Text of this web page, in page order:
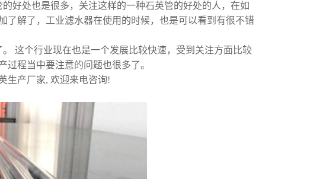
好处也是很多，关注这样的一种石英管的好处的人，在如
了解了，工业滤水器在使用的时候，也是可以看到有很不错
这个行业现在也是一个发展比较快速，受到关注方面比较
程当中要注意的问题也很多了。
生产厂家, 欢迎来电咨询!